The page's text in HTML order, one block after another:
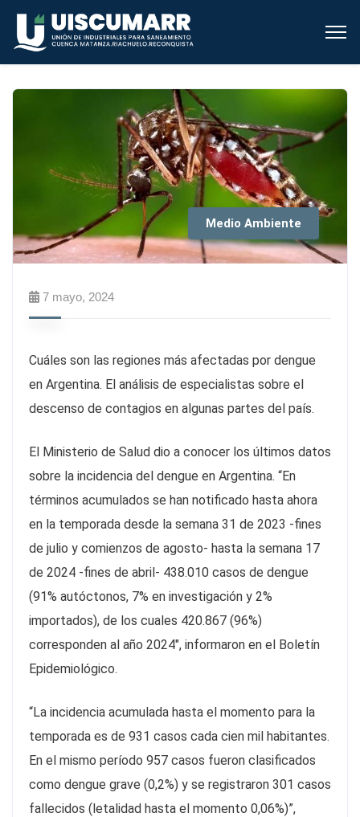
Medio Ambiente
7 mayo, 2024
Cuáles son las regiones más afectadas por dengue
en Argentina. El análisis de especialistas sobre el
descenso de contagios en algunas partes del país.
El Ministerio de Salud dio a conocer los últimos datos
sobre la incidencia del dengue en Argentina. “En
términos acumulados se han notificado hasta ahora
en la temporada desde la semana 31 de 2023 -fines
de julio y comienzos de agosto- hasta la semana 17
de 2024 -fines de abril- 438.010 casos de dengue
(91% autóctonos, 7% en investigación y 2%
importados), de los cuales 420.867 (96%)
corresponden al año 2024″, informaron en el Boletín
Epidemiológico.
“La incidencia acumulada hasta el momento para la
temporada es de 931 casos cada cien mil habitantes.
En el mismo período 957 casos fueron clasificados
como dengue grave (0,2%) y se registraron 301 casos
fallecidos (letalidad hasta el momento 0,06%)”,